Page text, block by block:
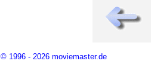
© 1996 - 2026 moviemaster.de